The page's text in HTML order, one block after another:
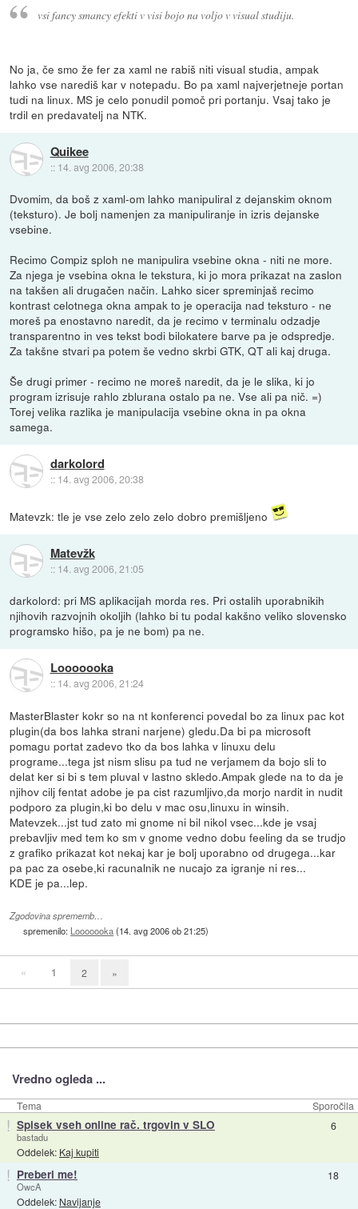
vsi fancy smancy efekti v visi bojo na voljo v visual studiju.
No ja, če smo že fer za xaml ne rabiš niti visual studia, ampak
lahko vse narediš kar v notepadu. Bo pa xaml najverjetneje portan
tudi na linux. MS je celo ponudil pomoč pri portanju. Vsaj tako je
trdil en predavatelj na NTK.
Quikee
:: 14. avg 2006, 20:38
Dvomim, da boš z xaml-om lahko manipuliral z dejanskim oknom
(teksturo). Je bolj namenjen za manipuliranje in izris dejanske
vsebine.
Recimo Compiz sploh ne manipulira vsebine okna - niti ne more.
Za njega je vsebina okna le tekstura, ki jo mora prikazat na zaslon
na takšen ali drugačen način. Lahko sicer spreminjaš recimo
kontrast celotnega okna ampak to je operacija nad teksturo - ne
moreš pa enostavno naredit, da je recimo v terminalu odzadje
transparentno in ves tekst bodi bilokatere barve pa je odspredje.
Za takšne stvari pa potem še vedno skrbi GTK, QT ali kaj druga.
Še drugi primer - recimo ne moreš naredit, da je le slika, ki jo
program izrisuje rahlo zblurana ostalo pa ne. Vse ali pa nič. =)
Torej velika razlika je manipulacija vsebine okna in pa okna
samega.
darkolord
:: 14. avg 2006, 20:38
Matevzk: tle je vse zelo zelo zelo dobro premišljeno
Matevžk
:: 14. avg 2006, 21:05
darkolord: pri MS aplikacijah morda res. Pri ostalih uporabnikih
njihovih razvojnih okoljih (lahko bi tu podal kakšno veliko slovensko
programsko hišo, pa je ne bom) pa ne.
Looooooka
:: 14. avg 2006, 21:24
MasterBlaster kokr so na nt konferenci povedal bo za linux pac kot
plugin(da bos lahka strani narjene) gledu.Da bi pa microsoft
pomagu portat zadevo tko da bos lahka v linuxu delu
programe...tega jst nism slisu pa tud ne verjamem da bojo sli to
delat ker si bi s tem pluval v lastno skledo.Ampak glede na to da je
njihov cilj fentat adobe je pa cist razumljivo,da morjo nardit in nudit
podporo za plugin,ki bo delu v mac osu,linuxu in winsih.
Matevzek...jst tud zato mi gnome ni bil nikol vsec...kde je vsaj
prebavljiv med tem ko sm v gnome vedno dobu feeling da se trudjo
z grafiko prikazat kot nekaj kar je bolj uporabno od drugega...kar
pa pac za osebe,ki racunalnik ne nucajo za igranje ni res...
KDE je pa...lep.
Zgodovina sprememb…
spremenilo: Looooooka(14. avg 2006 ob 21:25)
« 1 2 »
Vredno ogleda ...
Tema Sporočila
! Spisek vseh online rač. trgovin v SLO
bastadu
Oddelek: Kaj kupiti
6
! Preberi me!
OwcA
Oddelek: Navijanje
18